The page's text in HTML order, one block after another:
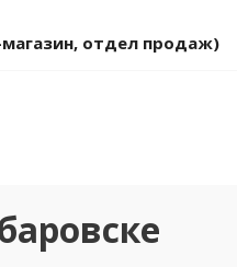
магазин, отдел продаж)